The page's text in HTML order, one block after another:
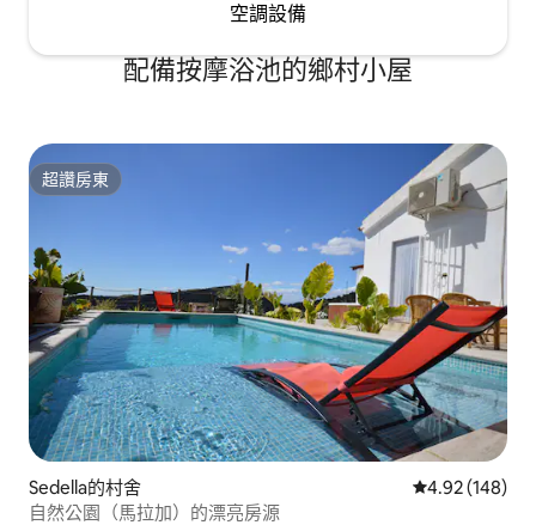
空調設備
配備按摩浴池的鄉村小屋
超讚房東
超讚房東
Sedella的村舍 從 148 則評價
4.92 (148)
自然公園（馬拉加）的漂亮房源